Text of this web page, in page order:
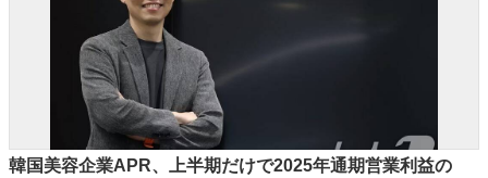
韓国美容企業APR、上半期だけで2025年通期営業利益の